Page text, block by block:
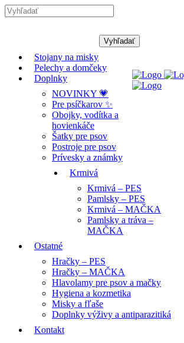
Stojany na misky
Pelechy a domčeky
Doplnky
NOVINKY 💗
Pre psíčkarov ✨
Obojky, vodítka a
hovienkáče
Šatky pre psov
Postroje pre psov
Prívesky a známky
Krmivá
Krmivá – PES
Pamlsky – PES
Krmivá – MAČKA
Pamlsky a tráva –
MAČKA
Ostatné
Hračky – PES
Hračky – MAČKA
Hlavolamy pre psov a mačky
Hygiena a kozmetika
Misky a fľaše
Doplnky výživy a antiparazitiká
Kontakt
-12% ZĽAVA s kódom "LETO12" ☀️